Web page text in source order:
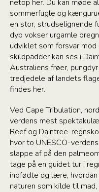
netop her. Du kan møde
sommerfugle og
en stor, strudselignende
dyb vokser urgamle
udviklet som forsvar
skildpadder kan ses i
Australiens frøer,
tredjedele af landets
findes her.
Ved Cape Tribulation,
verdens mest
Reef og Daintree-
hvor to UNESCO-
slappe af på den
tage på en guidet tur i
indfødte og lære,
naturen som kilde til